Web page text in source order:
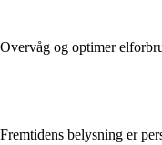
Overvåg og optimer
Fremtidens belysning er